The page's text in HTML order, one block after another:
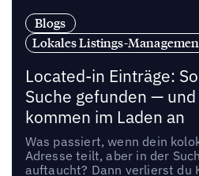
Blogs
Lokales Listings-
Located-in Einträge:
Suche gefunden —
kommen im Laden an
Was passiert, wenn dein
Adresse teilt, aber in der
auftaucht? Dann verlierst du